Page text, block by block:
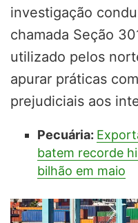
investigação
chamada Seção
utilizado pelos
apurar práticas
prejudiciais aos
Pecuária:
batem recorde
bilhão em maio